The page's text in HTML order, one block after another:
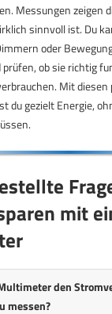
Messungen zeigen
sinnvoll ist. Du
oder
ob sie richtig
Mit
du gezielt Energie,
mit
den
messen?